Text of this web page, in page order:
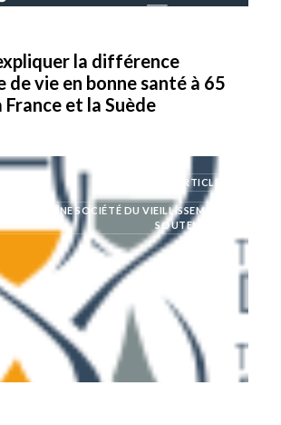
la différence
de vie en bonne santé à 65
France et la Suède
ARTICLES
UNE SOCIÉTÉ DU VIEILLISSEMENT
SOUTENABLE